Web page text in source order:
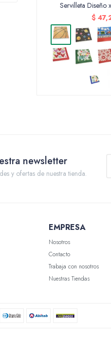
Servilleta Diseño
$
newsletter
y ofertas de nuestra tienda.
EMPRESA
Nosotros
Contacto
Trabaja con nosotros
Nuestras Tiendas